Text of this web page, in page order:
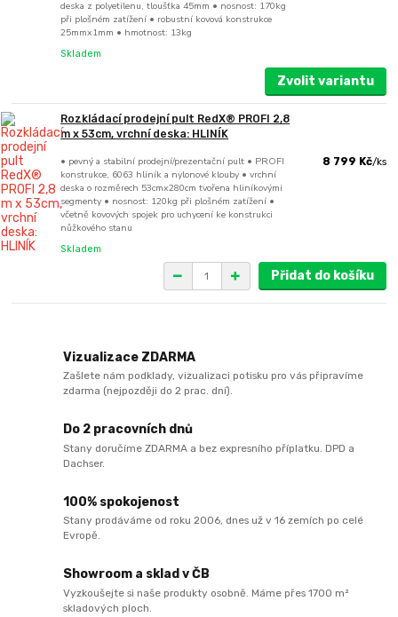
deska z polyetilenu, tloušťka 45mm • nosnost: 170kg
při plošném zatížení • robustní kovová konstrukce
25mmx1mm • hmotnost: 13kg
Skladem
Zvolit variantu
Rozkládací prodejní pult RedX® PROFI 2,8
m x 53cm, vrchní deska: HLINÍK
• pevný a stabilní prodejní/prezentační pult • PROFI
konstrukce, 6063 hliník a nylonové klouby • vrchní
deska o rozměrech 53cmx280cm tvořena hliníkovými
segmenty • nosnost: 120kg při plošném zatížení •
včetně kovových spojek pro uchycení ke konstrukci
nůžkového stanu
8 799 Kč/ks
Skladem
Přidat do košíku
Vizualizace ZDARMA
Zašlete nám podklady, vizualizaci potisku pro vás připravíme
zdarma (nejpozději do 2 prac. dní).
Do 2 pracovních dnů
Stany doručíme ZDARMA a bez expresního příplatku. DPD a
Dachser.
100% spokojenost
Stany prodáváme od roku 2006, dnes už v 16 zemích po celé
Evropě.
Showroom a sklad v ČB
Vyzkoušejte si naše produkty osobně. Máme přes 1700 m²
skladových ploch.